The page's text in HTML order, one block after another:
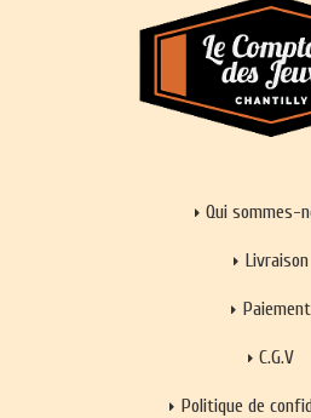
Qui sommes-
Livraison
Paiement
C.G.V
Politique de